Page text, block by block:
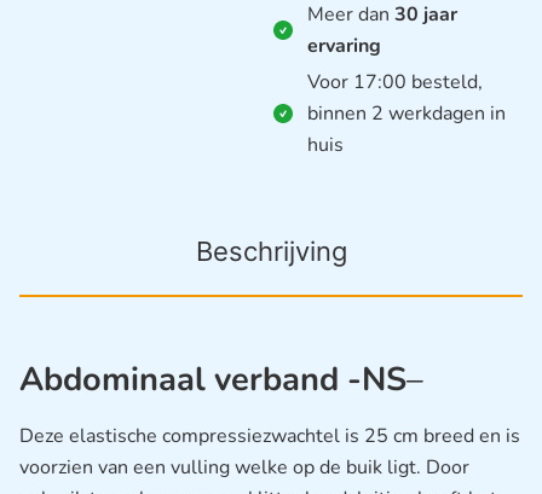
Meer dan 30 jaar
ervaring
Voor 17:00 besteld,
binnen 2 werkdagen in
huis
Beschrijving
Abdominaal verband -NS–
Deze elastische compressiezwachtel is 25 cm breed en is
voorzien van een vulling welke op de buik ligt. Door